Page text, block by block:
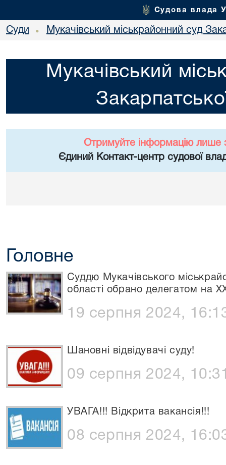
Судова влада
Суди • Мукачівський міськрайонний суд
Мукачівський
Отримуйте інформацію лише
Єдиний Контакт-центр судової
Головне
Суддю Мукачівського
області обрано делегатом на
19 серпня 2024,
Шановні відвідувачі суду!
09 серпня 2024,
УВАГА!!! Відкрита вакансія!!!
08 серпня 2024,